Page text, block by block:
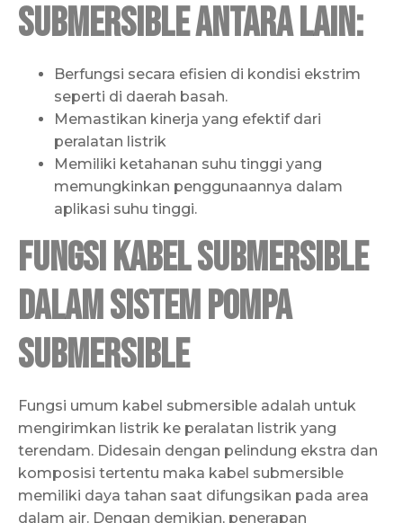
submersible antara lain:
Berfungsi secara efisien di kondisi ekstrim
seperti di daerah basah.
Memastikan kinerja yang efektif dari
peralatan listrik
Memiliki ketahanan suhu tinggi yang
memungkinkan penggunaannya dalam
aplikasi suhu tinggi.
Fungsi Kabel Submersible
dalam Sistem Pompa
Submersible
Fungsi umum kabel submersible adalah untuk
mengirimkan listrik ke peralatan listrik yang
terendam. Didesain dengan pelindung ekstra dan
komposisi tertentu maka kabel submersible
memiliki daya tahan saat difungsikan pada area
dalam air. Dengan demikian, penerapan